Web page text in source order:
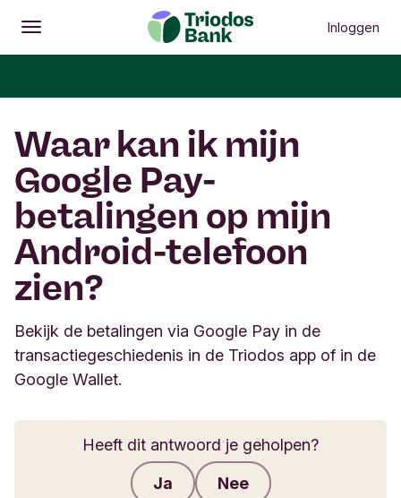
Openen
Hoofdmenu Inloggen
Waar kan ik mijn
Google Pay-
betalingen op mijn
Android-telefoon
zien?
Bekijk de betalingen via Google Pay in de
transactiegeschiedenis in de Triodos app of in de
Google Wallet.
Heeft dit antwoord je geholpen?
Ja Nee